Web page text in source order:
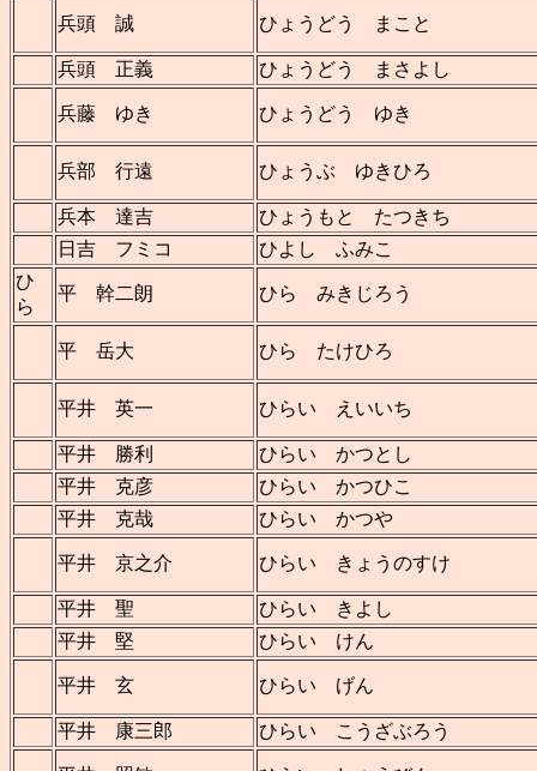
兵頭 誠 ひょうどう まこと
兵頭 正義 ひょうどう まさよし
兵藤 ゆき ひょうどう ゆき
兵部 行遠 ひょうぶ ゆきひろ
兵本 達吉
ひょうもと たつきち
日吉 フミコ
ひよし ふみこ
ひ
ら
平 幹二朗 ひら みきじろう
平 岳大 ひら たけひろ
平井 英一 ひらい えいいち
平井 勝利
ひらい かつとし
平井 克彦
ひらい かつひこ
平井 克哉
ひらい かつや
平井 京之介 ひらい きょうのすけ
平井 聖
ひらい きよし
平井 堅
ひらい けん
平井 玄 ひらい げん
平井 康三郎 ひらい こうざぶろう